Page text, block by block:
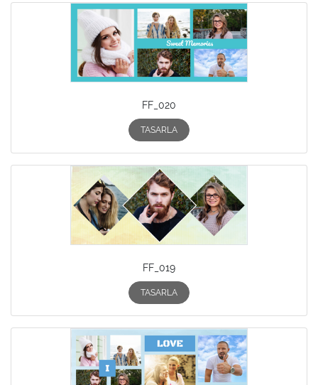
FF_020
TASARLA
FF_019
TASARLA